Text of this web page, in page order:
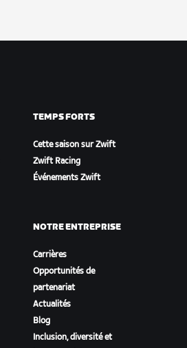
TEMPS FORTS
Cette saison sur Zwift
Zwift Racing
Événements Zwift
NOTRE ENTREPRISE
Carrières
Opportunités de
partenariat
Actualités
Blog
Inclusion, diversité et